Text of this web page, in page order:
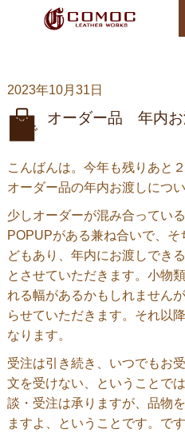
2023年10月31日
オーダー品 年内お
まで
こんばんは。今年も残りあと
オーダー品の年内お渡しにつ
少しオーダーが混み合ってい
POPUPがある兼ね合いで、
どもあり、年内にお渡しでき
とさせていただきます。小物
れる幅があるかもしれません
らせていただきます。それ以
なります。
受注は引き続き、いつでもお
文を受けない、ということで
談・受注は承りますが、品物
ますよ、ということです。で